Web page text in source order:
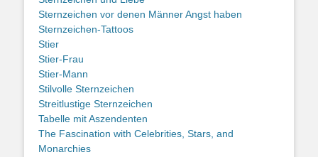
Sternzeichen vor denen Männer Angst haben
Sternzeichen-Tattoos
Stier
Stier-Frau
Stier-Mann
Stilvolle Sternzeichen
Streitlustige Sternzeichen
Tabelle mit Aszendenten
The Fascination with Celebrities, Stars, and
Monarchies